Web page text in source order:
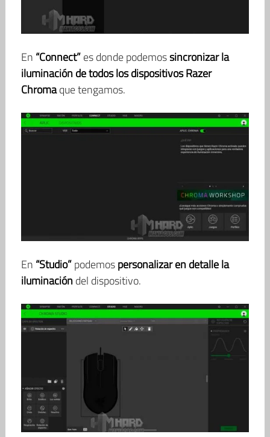
En “Connect”es donde podemossincronizar la
iluminación de todos los dispositivos Razer
Chromaque tengamos.
En “Studio”podemospersonalizar en detalle la
iluminacióndel dispositivo.